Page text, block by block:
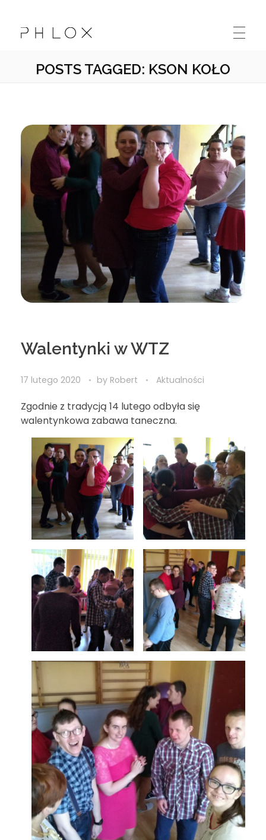
POSTS TAGGED: KSON KOŁO
Walentynki w WTZ
17 lutego 2020 by Robert Aktualności
Zgodnie z tradycją 14 lutego odbyła się
walentynkowa zabawa taneczna.